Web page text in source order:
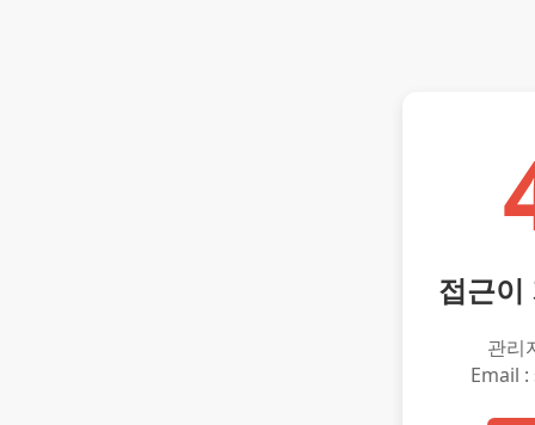
접근이
관리
Email